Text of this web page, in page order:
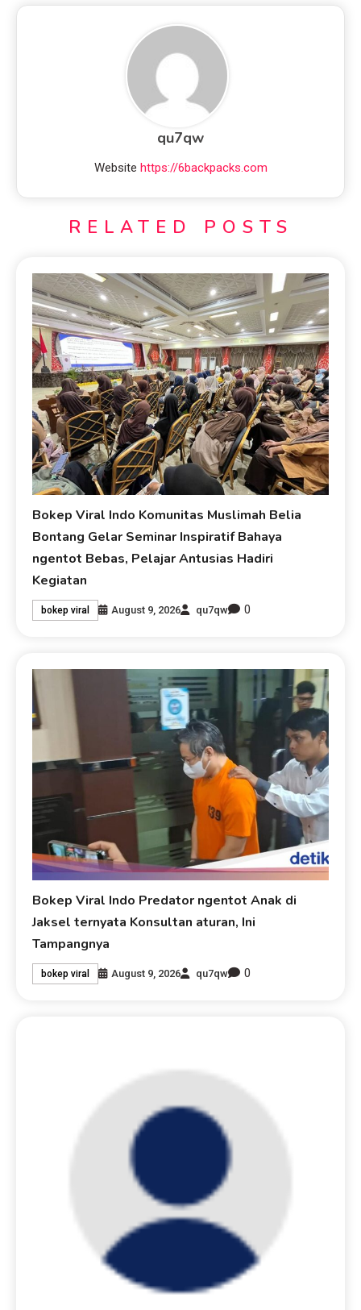
qu7qw
Website https://6backpacks.com
RELATED POSTS
Bokep Viral Indo Komunitas Muslimah Belia
Bontang Gelar Seminar Inspiratif Bahaya
ngentot Bebas, Pelajar Antusias Hadiri
Kegiatan
bokep viral August 9, 2026 qu7qw 0
Bokep Viral Indo Predator ngentot Anak di
Jaksel ternyata Konsultan aturan, Ini
Tampangnya
bokep viral August 9, 2026 qu7qw 0